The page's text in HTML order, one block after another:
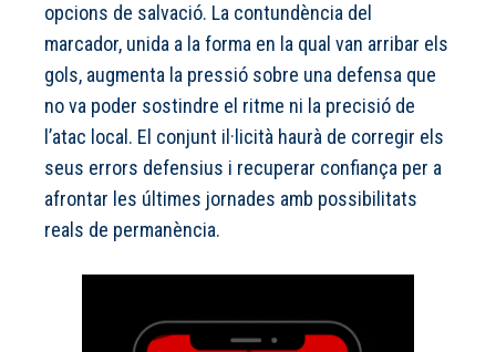
opcions de salvació. La contundència del
marcador, unida a la forma en la qual van arribar els
gols, augmenta la pressió sobre una defensa que
no va poder sostindre el ritme ni la precisió de
l’atac local. El conjunt il·licità haurà de corregir els
seus errors defensius i recuperar confiança per a
afrontar les últimes jornades amb possibilitats
reals de permanència.